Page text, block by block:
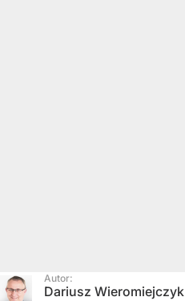
Autor:
Dariusz Wieromiejczyk